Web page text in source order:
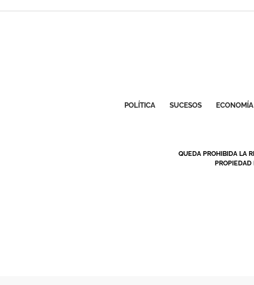
POLÍTICA SUCESOS ECONOMÍA
QUEDA PROHIBIDA LA
PROPIEDAD